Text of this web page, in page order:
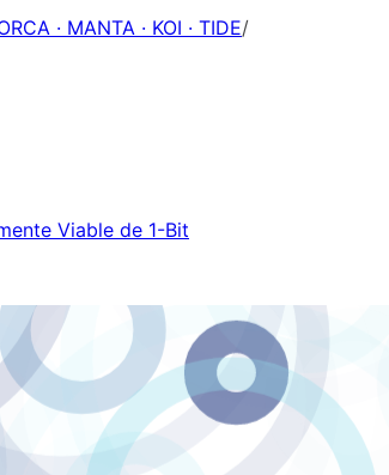
· MANTA · KOI · TIDE/
Viable de 1-Bit